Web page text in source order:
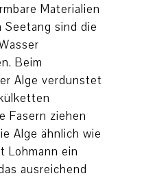
Materialien
Seetang sind die
Beim
Alge verdunstet
Fasern ziehen
Alge ähnlich wie
Lohmann ein
ausreichend